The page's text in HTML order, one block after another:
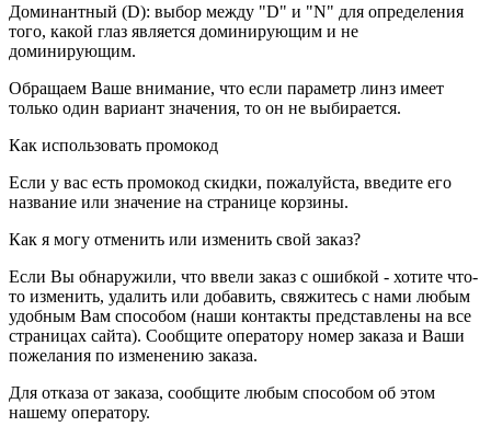
Доминантный (D): выбор между "D" и "N" для определения
того, какой глаз является доминирующим и не
доминирующим.
Обращаем Ваше внимание, что если параметр линз имеет
только один вариант значения, то он не выбирается.
Как использовать промокод
Если у вас есть промокод скидки, пожалуйста, введите его
название или значение на странице корзины.
Как я могу отменить или изменить свой заказ?
Если Вы обнаружили, что ввели заказ с ошибкой - хотите что-
то изменить, удалить или добавить, свяжитесь с нами любым
удобным Вам способом (наши контакты представлены на все
страницах сайта). Сообщите оператору номер заказа и Ваши
пожелания по изменению заказа.
Для отказа от заказа, сообщите любым способом об этом
нашему оператору.